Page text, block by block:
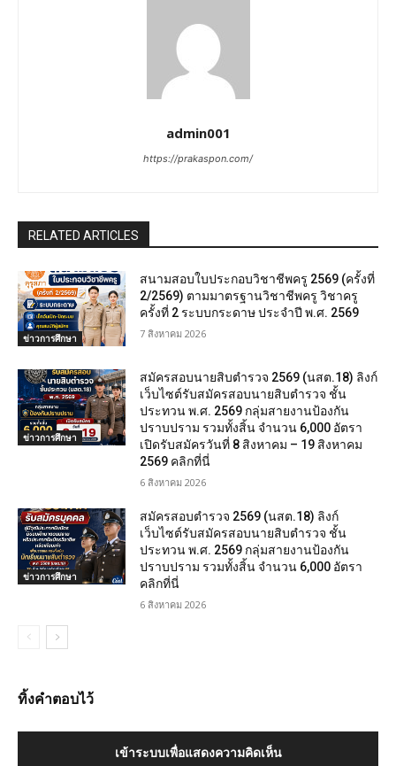
admin001
https://prakaspon.com/
RELATED ARTICLES
ข่าวการศึกษา
สนามสอบใบประกอบวิชาชีพครู 2569 (ครั้งที่
2/2569) ตามมาตรฐานวิชาชีพครู วิชาครู
ครั้งที่ 2 ระบบกระดาษ ประจำปี พ.ศ. 2569
7 สิงหาคม 2026
ข่าวการศึกษา
สมัครสอบนายสิบตำรวจ 2569 (นสต.18) ลิงก์
เว็บไซต์รับสมัครสอบนายสิบตำรวจ ชั้น
ประทวน พ.ศ. 2569 กลุ่มสายงานป้องกัน
ปราบปราม รวมทั้งสิ้น จำนวน 6,000 อัตรา
เปิดรับสมัครวันที่ 8 สิงหาคม – 19 สิงหาคม
2569 คลิกที่นี่
6 สิงหาคม 2026
ข่าวการศึกษา
สมัครสอบตํารวจ 2569 (นสต.18) ลิงก์
เว็บไซต์รับสมัครสอบนายสิบตำรวจ ชั้น
ประทวน พ.ศ. 2569 กลุ่มสายงานป้องกัน
ปราบปราม รวมทั้งสิ้น จำนวน 6,000 อัตรา
คลิกที่นี่
6 สิงหาคม 2026
ทิ้งคำตอบไว้
เข้าระบบเพื่อแสดงความคิดเห็น